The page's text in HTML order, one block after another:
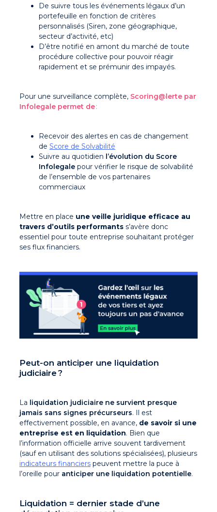
De suivre tous les événements légaux d’un
portefeuille en fonction de critères
personnalisés (Siren, zone géographique,
secteur d’activité, etc)
D’être notifié en amont du marché de toute
procédure collective pour pouvoir réagir
rapidement et se prémunir des impayés.
Pour une surveillance complète, Scoring@lerte par
Infolegale permet de:
Recevoir des alertes en cas de changement
de Score de Solvabilité
Suivre au quotidien l’évolution du Score
Infolegale pour vérifier le risque de solvabilité
de l’ensemble de vos partenaires
commerciaux
Mettre en place une veille juridique efficace au
travers d’outils performants s’avère donc
essentiel pour toute entreprise souhaitant protéger
ses flux financiers.
Peut-on anticiper une liquidation
judiciaire ?
La liquidation judiciaire ne survient presque
jamais sans signes précurseurs. Il est
effectivement possible, en avance, de savoir si une
entreprise est en liquidation. Bien que
l’information officielle arrive souvent tardivement
(sauf en utilisant des solutions spécialisées), plusieurs
indicateurs financiers peuvent mettre la puce à
l’oreille pour anticiper une liquidation potentielle.
Liquidation = dernier stade d’une